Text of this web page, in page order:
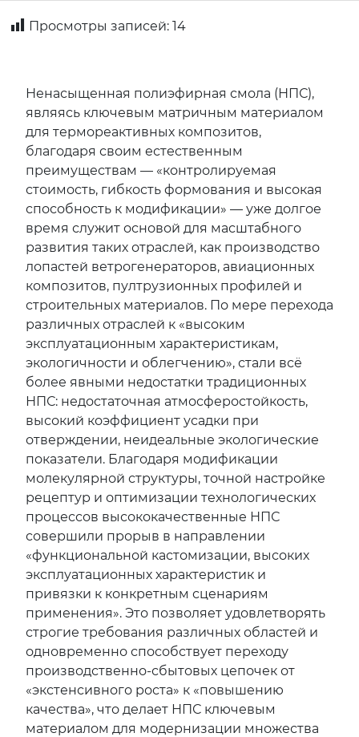
Просмотры записей: 14
Ненасыщенная полиэфирная смола (НПС),
являясь ключевым матричным материалом
для термореактивных композитов,
благодаря своим естественным
преимуществам — «контролируемая
стоимость, гибкость формования и высокая
способность к модификации» — уже долгое
время служит основой для масштабного
развития таких отраслей, как производство
лопастей ветрогенераторов, авиационных
композитов, пултрузионных профилей и
строительных материалов. По мере перехода
различных отраслей к «высоким
эксплуатационным характеристикам,
экологичности и облегчению», стали всё
более явными недостатки традиционных
НПС: недостаточная атмосферостойкость,
высокий коэффициент усадки при
отверждении, неидеальные экологические
показатели. Благодаря модификации
молекулярной структуры, точной настройке
рецептур и оптимизации технологических
процессов высококачественные НПС
совершили прорыв в направлении
«функциональной кастомизации, высоких
эксплуатационных характеристик и
привязки к конкретным сценариям
применения». Это позволяет удовлетворять
строгие требования различных областей и
одновременно способствует переходу
производственно-сбытовых цепочек от
«экстенсивного роста» к «повышению
качества», что делает НПС ключевым
материалом для модернизации множества